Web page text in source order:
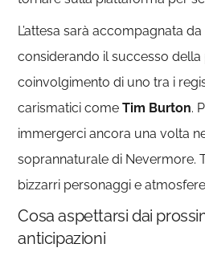
L’attesa sarà accompagnata
considerando il successo della
coinvolgimento di uno tra i
carismatici comeTim Burton.
immergerci ancora una volta
soprannaturale di Nevermore.
bizzarri personaggi e
Cosa aspettarsi dai
anticipazioni